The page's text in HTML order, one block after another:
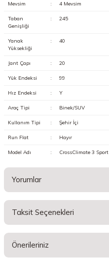
Mevsim : 4 Mevsim
Taban
Genişliği
: 245
Yanak
Yüksekliği
: 40
Jant Çapı : 20
Yük Endeksi : 99
Hız Endeksi : Y
Araç Tipi : Binek/SUV
Kullanım Tipi : Şehir İçi
Run Flat : Hayır
Model Adı : CrossClimate 3 Sport
Yorumlar
Taksit Seçenekleri
Önerileriniz